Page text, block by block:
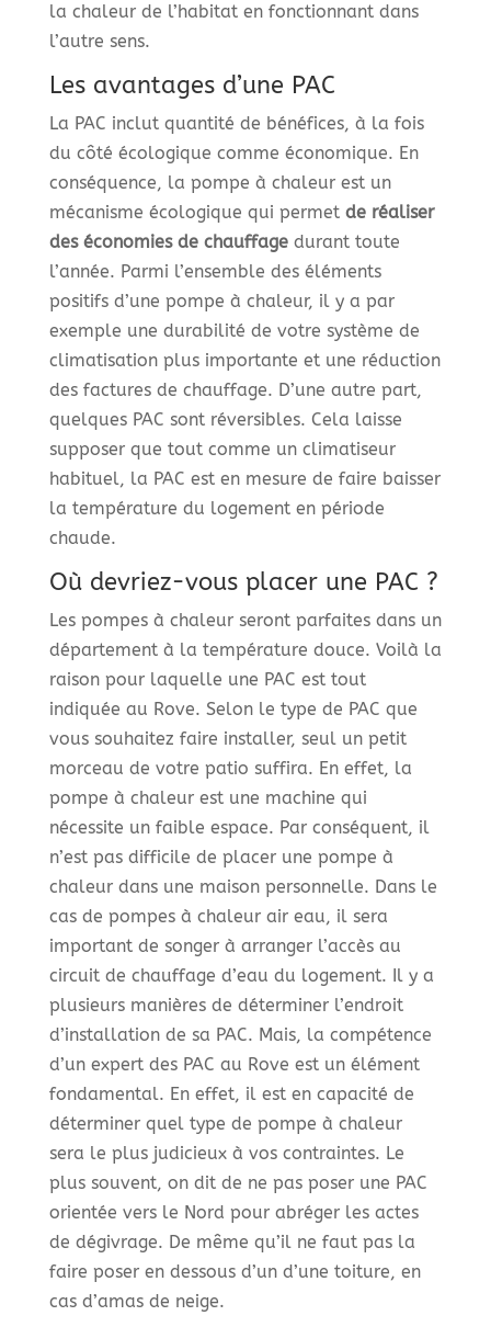
la chaleur de l’habitat en fonctionnant dans
l’autre sens.
Les avantages d’une PAC
La PAC inclut quantité de bénéfices, à la fois
du côté écologique comme économique. En
conséquence, la pompe à chaleur est un
mécanisme écologique qui permet de réaliser
des économies de chauffagedurant toute
l’année. Parmi l’ensemble des éléments
positifs d’une pompe à chaleur, il y a par
exemple une durabilité de votre système de
climatisation plus importante et une réduction
des factures de chauffage. D’une autre part,
quelques PAC sont réversibles. Cela laisse
supposer que tout comme un climatiseur
habituel, la PAC est en mesure de faire baisser
la température du logement en période
chaude.
Où devriez-vous placer une PAC ?
Les pompes à chaleur seront parfaites dans un
département à la température douce. Voilà la
raison pour laquelle une PAC est tout
indiquée au Rove. Selon le type de PAC que
vous souhaitez faire installer, seul un petit
morceau de votre patio suffira. En effet, la
pompe à chaleur est une machine qui
nécessite un faible espace. Par conséquent, il
n’est pas difficile de placer une pompe à
chaleur dans une maison personnelle. Dans le
cas de pompes à chaleur air eau, il sera
important de songer à arranger l’accès au
circuit de chauffage d’eau du logement. Il y a
plusieurs manières de déterminer l’endroit
d’installation de sa PAC. Mais, la compétence
d’un expert des PAC au Rove est un élément
fondamental. En effet, il est en capacité de
déterminer quel type de pompe à chaleur
sera le plus judicieux à vos contraintes. Le
plus souvent, on dit de ne pas poser une PAC
orientée vers le Nord pour abréger les actes
de dégivrage. De même qu’il ne faut pas la
faire poser en dessous d’un d’une toiture, en
cas d’amas de neige.